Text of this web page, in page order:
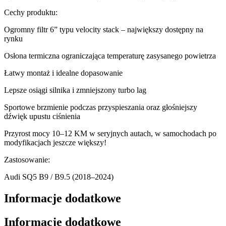
Cechy produktu:
Ogromny filtr 6” typu velocity stack – największy dostępny na
rynku
Osłona termiczna ograniczająca temperaturę zasysanego powietrza
Łatwy montaż i idealne dopasowanie
Lepsze osiągi silnika i zmniejszony turbo lag
Sportowe brzmienie podczas przyspieszania oraz głośniejszy
dźwięk upustu ciśnienia
Przyrost mocy 10–12 KM w seryjnych autach, w samochodach po
modyfikacjach jeszcze większy!
Zastosowanie:
Audi SQ5 B9 / B9.5 (2018–2024)
Informacje dodatkowe
Informacje dodatkowe